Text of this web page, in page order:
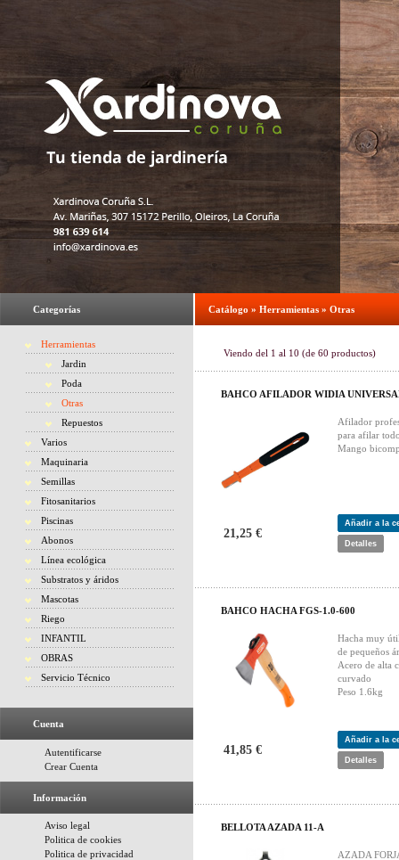
Categorías
Herramientas
Jardin
Poda
Otras
Repuestos
Varios
Maquinaria
Semillas
Fitosanitarios
Piscinas
Abonos
Línea ecológica
Substratos y áridos
Mascotas
Riego
INFANTIL
OBRAS
Servicio Técnico
Cuenta
Autentificarse
Crear Cuenta
Información
Aviso legal
Politica de cookies
Politica de privacidad
Catálogo » Herramientas » Otras
Viendo del 1 al 10 (de 60 productos)
BAHCO AFILADOR WIDIA
Afilador
para afilar
Mango
21,25 €
Añadir a la
Detalles
BAHCO HACHA FGS-1.0-600
Hacha muy
de pequeños
Acero de alta
curvado
Peso 1.6kg
41,85 €
Añadir a la
Detalles
BELLOTA AZADA 11-A
AZADA